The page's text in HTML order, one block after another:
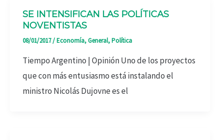
SE INTENSIFICAN LAS POLÍTICAS
NOVENTISTAS
08/01/2017/Economía,General,Política
Tiempo Argentino | Opinión Uno de los proyectos
que con más entusiasmo está instalando el
ministro Nicolás Dujovne es el